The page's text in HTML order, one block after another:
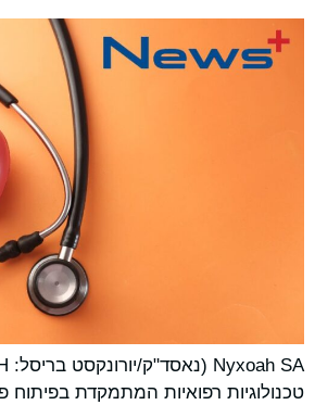
טכנולוגיות רפואיות המתמקדת בפיתוח